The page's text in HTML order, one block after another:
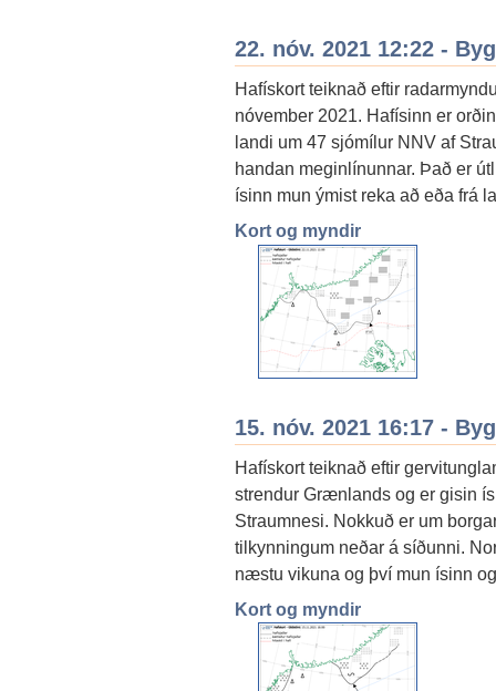
22. nóv. 2021 12:22 -
Hafískort teiknað eftir
nóvember 2021. Hafísinn er
landi um 47 sjómílur NNV af
handan meginlínunnar. Það er
ísinn mun ýmist reka að eða frá
Kort og myndir
15. nóv. 2021 16:17 -
Hafískort teiknað eftir
strendur Grænlands og er gisin
Straumnesi. Nokkuð er um
tilkynningum neðar á síðunni.
næstu vikuna og því mun ísinn
Kort og myndir